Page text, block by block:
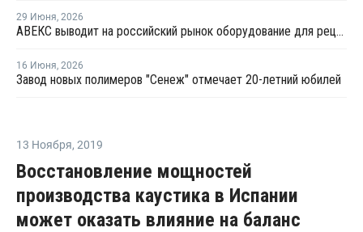
29 Июня, 2026
АВЕКС выводит на российский рынок оборудование для рециклинга Avian Machinery
16 Июня, 2026
Завод новых полимеров "Сенеж" отмечает 20-летний юбилей
13 Ноября, 2019
Восстановление мощностей
производства каустика в Испании
может оказать влияние на баланс